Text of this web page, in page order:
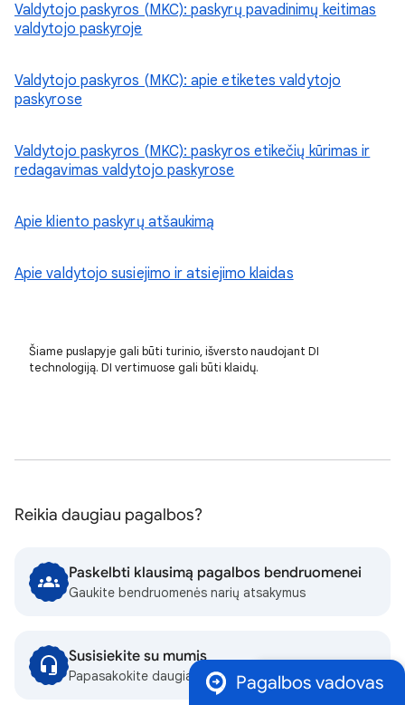
Valdytojo paskyros (MKC): paskyrų pavadinimų keitimas
valdytojo paskyroje
Valdytojo paskyros (MKC): apie etiketes valdytojo
paskyrose
Valdytojo paskyros (MKC): paskyros etikečių kūrimas ir
redagavimas valdytojo paskyrose
Apie kliento paskyrų atšaukimą
Apie valdytojo susiejimo ir atsiejimo klaidas
Šiame puslapyje gali būti turinio, išversto naudojant DI
technologiją. DI vertimuose gali būti klaidų.
Reikia daugiau pagalbos?
Paskelbti klausimą pagalbos bendruomenei
Gaukite bendruomenės narių atsakymus
Susisiekite su mumis
Papasakokite daugiau ir mes jums padėsime
Pagalbos vadovas